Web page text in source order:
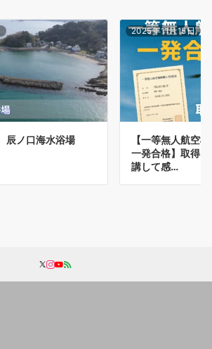
辰ノ口海水浴場
2025年11月15日
【一等無人航空
一発合格】取得
講して感…